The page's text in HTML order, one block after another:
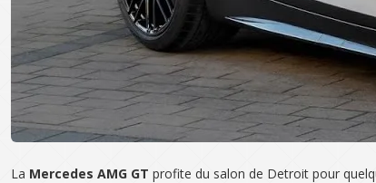
La Mercedes AMG GT profite du salon de Detroit pour